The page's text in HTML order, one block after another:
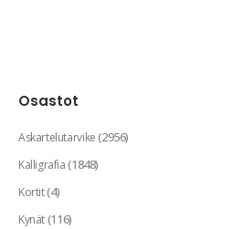
Osastot
Askartelutarvike(2956)
Kalligrafia(1848)
Kortit(4)
Kynät(116)